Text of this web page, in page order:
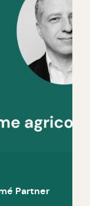
Partner